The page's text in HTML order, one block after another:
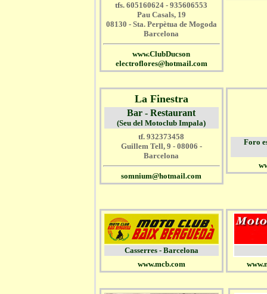
tfs. 605160624 - 935606553
Pau Casals, 19
08130 - Sta. Perpètua de Mogoda
Barcelona
www.ClubDucson
electroflores@hotmail.com
La Finestra
Bar - Restaurant
(Seu del Motoclub Impala)
tf. 932373458
Guillem Tell, 9 - 08006 -
Barcelona
somnium@hotmail.com
Foro
Casserres - Barcelona
www.mcb.com